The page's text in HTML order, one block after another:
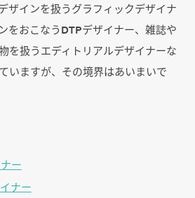
ザインを扱うグラフィックデザイナ
をおこなうDTPデザイナー、雑誌や
を扱うエディトリアルデザイナーな
いますが、その境界はあいまいで
ー
ナー